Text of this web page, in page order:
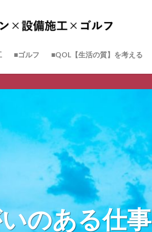
■ゴルフ ■QOL【生活の質】を考える
のある仕事